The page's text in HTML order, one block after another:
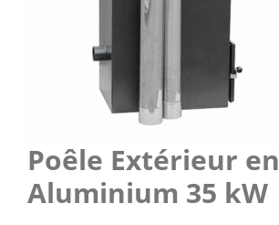
Poêle Extérieur en
Aluminium 35 kW